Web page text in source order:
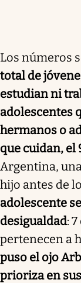
Los números
total de
estudian ni
adolescentes
hermanos o
que cuidan, el
Argentina,
hijo antes de
adolescente
desigualdad:
pertenecen a
puso el ojo
prioriza en